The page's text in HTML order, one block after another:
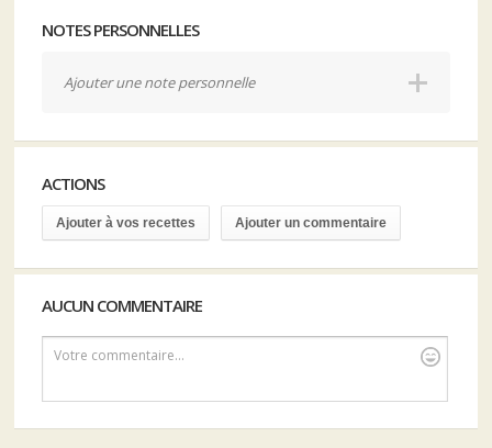
NOTES PERSONNELLES
Ajouter une note personnelle
ACTIONS
Ajouter à vos recettes Ajouter un commentaire
AUCUN COMMENTAIRE
Votre commentaire...